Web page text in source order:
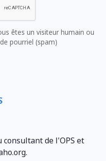
êtes un visiteur humain ou
pourriel (spam)
de l'OPS et